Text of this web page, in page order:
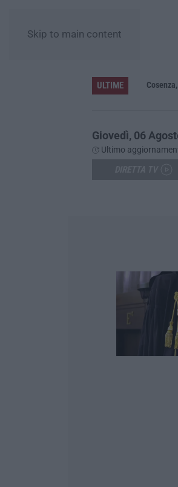
Skip to main content
ULTIME
Giovedì, 06
Ultimo